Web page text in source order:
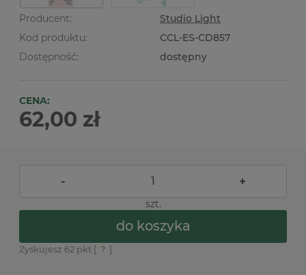
Producent:
Studio Light
Kod produktu:
CCL-ES-CD857
Dostępność:
dostępny
CENA:
62,00 zł
- +
szt.
do koszyka
Zyskujesz 62 pkt [ ? ]